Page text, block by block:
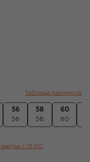
Таблица размеров
56
56
58
58
60
60
завтра c 13:00